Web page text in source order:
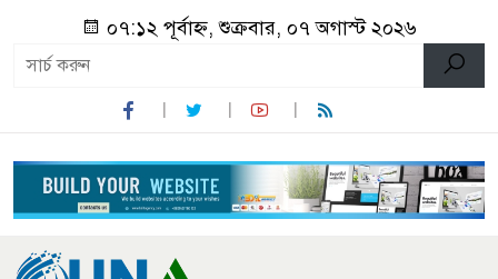
০৭:১২ পূর্বাহ্ন, শুক্রবার, ০৭ অগাস্ট ২০২৬